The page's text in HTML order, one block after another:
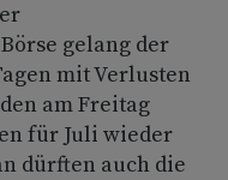
gelang der
mit Verlusten
am Freitag
für Juli wieder
dürften auch die